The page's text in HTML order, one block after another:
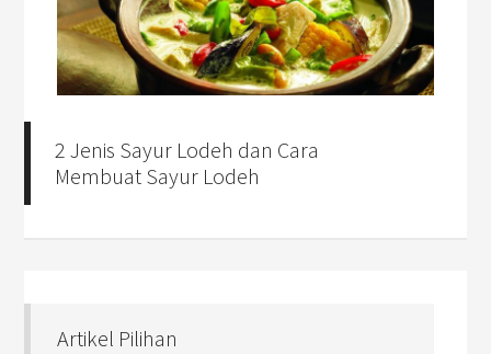
2 Jenis Sayur Lodeh dan Cara
Membuat Sayur Lodeh
Artikel Pilihan